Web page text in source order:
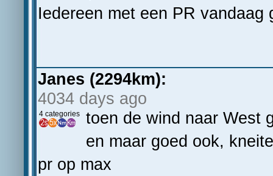
Iedereen met een PR vandaag
Janes (2294km):
4034 days ago
4 categories
toen de wind naar West
en maar goed ook,
pr op max